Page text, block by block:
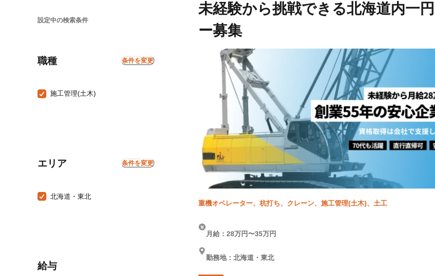
設定中の検索条件
職種 条件を変更
施工管理(土木)
エリア 条件を変更
北海道・東北
給与
重機オペレーター、杭打ち、クレーン、施工管理(土木)、土工
未経験から挑戦できる北海道内一
ー募集
月給：28万円〜35万円
勤務地：北海道・東北